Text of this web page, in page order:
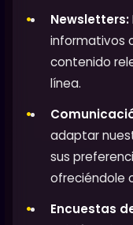
Newsletters:
informativos
contenido
línea.
adaptar
sus
ofreciéndole
Encuestas